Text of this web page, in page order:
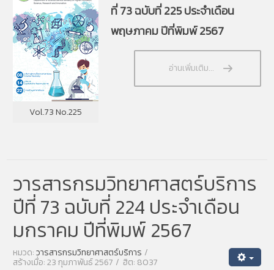
Vol.73 No.225
ที่ 73 ฉบับที่ 225 ประจำเดือน
พฤษภาคม ปีที่พิมพ์ 2567
อ่านเพิ่มเติม...
วารสารกรมวิทยาศาสตร์บริการ
ปีที่ 73 ฉบับที่ 224 ประจำเดือน
มกราคม ปีที่พิมพ์ 2567
หมวด:วารสารกรมวิทยาศาสตร์บริการ
สร้างเมื่อ: 23 กุมภาพันธ์ 2567 ฮิต: 8037